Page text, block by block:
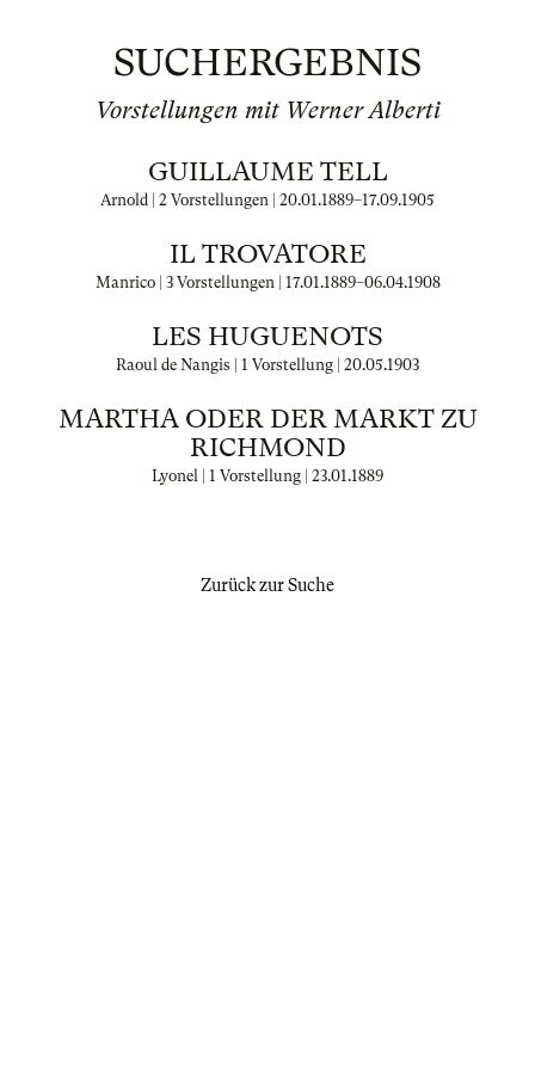
SUCHERGEBNIS
Vorstellungen mit Werner Alberti
GUILLAUME TELL
Arnold | 2 Vorstellungen | 20.01.1889–17.09.1905
IL TROVATORE
Manrico | 3 Vorstellungen | 17.01.1889–06.04.1908
LES HUGUENOTS
Raoul de Nangis | 1 Vorstellung | 20.05.1903
MARTHA ODER DER MARKT ZU
RICHMOND
Lyonel | 1 Vorstellung | 23.01.1889
Zurück zur Suche